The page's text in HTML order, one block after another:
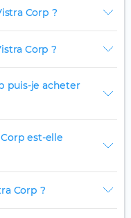
Corp ?
Corp ?
puis-je acheter
est-elle
Corp ?